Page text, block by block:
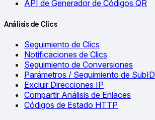
API de Generador de Códigos QR
Análisis de Clics
Seguimiento de Clics
Notificaciones de Clics
Seguimiento de Conversiones
Parámetros / Seguimiento de SubID
Excluir Direcciones IP
Compartir Análisis de Enlaces
Códigos de Estado HTTP